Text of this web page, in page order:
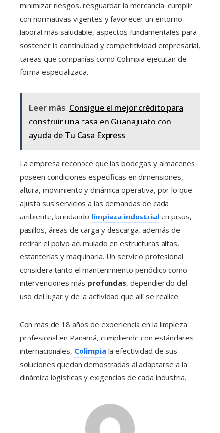
minimizar riesgos, resguardar la mercancía, cumplir
con normativas vigentes y favorecer un entorno
laboral más saludable, aspectos fundamentales para
sostener la continuidad y competitividad empresarial,
tareas que compañías como Colimpia ejecutan de
forma especializada.
Leer más Consigue el mejor crédito para
construir una casa en Guanajuato con
ayuda de Tu Casa Express
La empresa reconoce que las bodegas y almacenes
poseen condiciones específicas en dimensiones,
altura, movimiento y dinámica operativa, por lo que
ajusta sus servicios a las demandas de cada
ambiente, brindando limpieza industrial en pisos,
pasillos, áreas de carga y descarga, además de
retirar el polvo acumulado en estructuras altas,
estanterías y maquinaria. Un servicio profesional
considera tanto el mantenimiento periódico como
intervenciones más profundas, dependiendo del
uso del lugar y de la actividad que allí se realice.
Con más de 18 años de experiencia en la limpieza
profesional en Panamá, cumpliendo con estándares
internacionales, Colimpia la efectividad de sus
soluciones quedan demostradas al adaptarse a la
dinámica logísticas y exigencias de cada industria.